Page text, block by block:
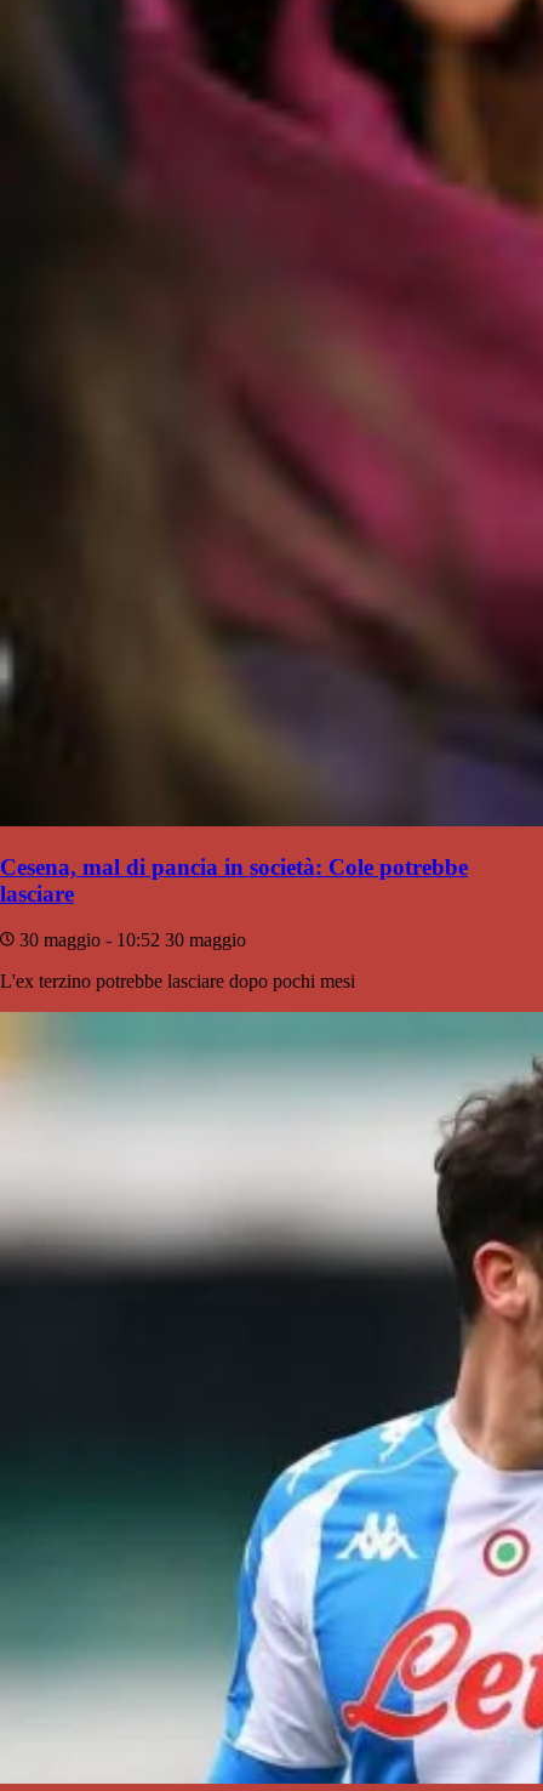
Cesena, mal di pancia in società: Cole potrebbe
lasciare
30 maggio - 10:52 30 maggio
L'ex terzino potrebbe lasciare dopo pochi mesi